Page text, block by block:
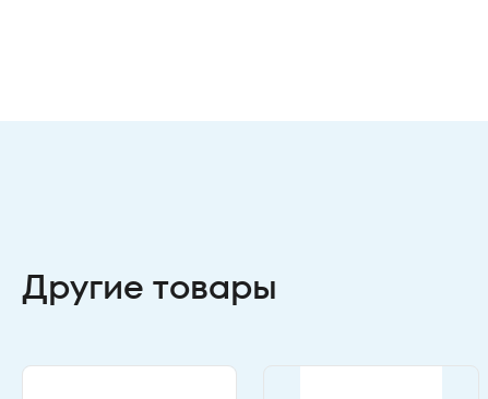
Другие товары